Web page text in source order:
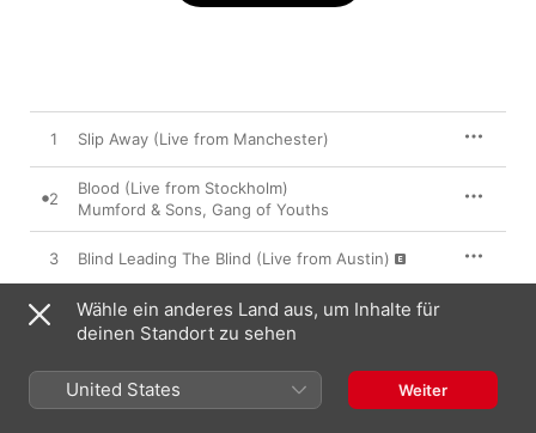
1 Slip Away (Live from Manchester)
2
Blood (Live from Stockholm)
Mumford & Sons, Gang of Youths
3 Blind Leading The Blind (Live from Austin)
4 Hurt (Live from Werchter)
5
[Live from Denver]
With A Little Help From My Friends (Live from
Wähle ein anderes Land aus, um Inhalte für
deinen Standort zu sehen
United States Weiter